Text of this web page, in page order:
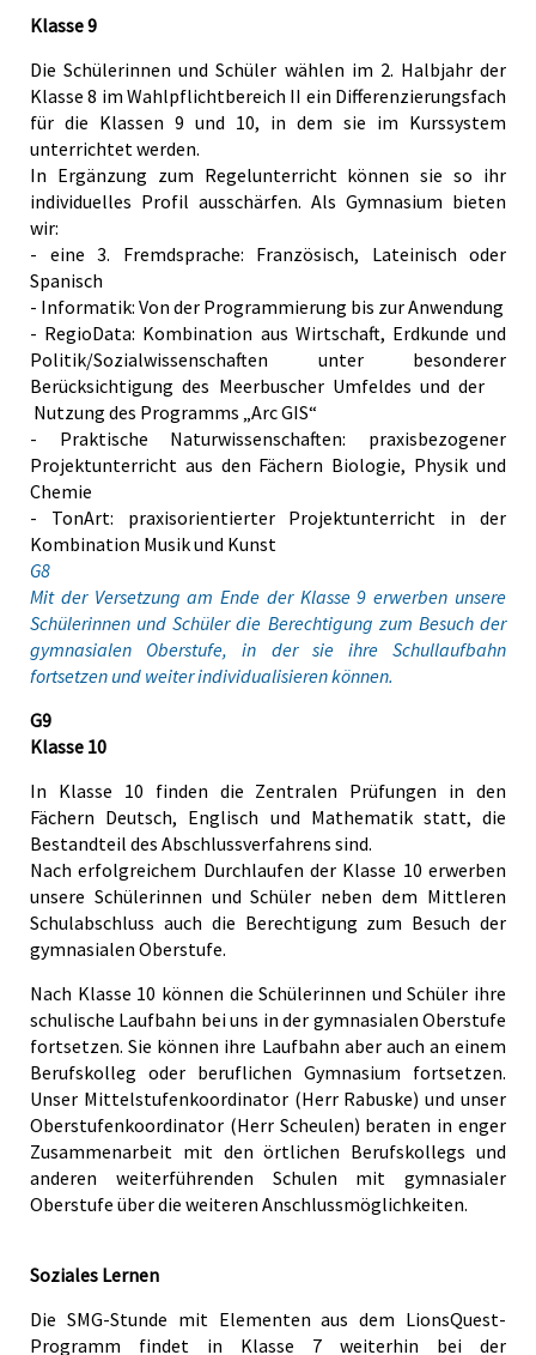
Klasse 9
Die Schülerinnen und Schüler wählen im 2. Halbjahr der
Klasse 8 im Wahlpflichtbereich II ein Differenzierungsfach
für die Klassen 9 und 10, in dem sie im Kurssystem
unterrichtet werden.
In Ergänzung zum Regelunterricht können sie so ihr
individuelles Profil ausschärfen. Als Gymnasium bieten
wir:
- eine 3. Fremdsprache: Französisch, Lateinisch oder
Spanisch
- Informatik: Von der Programmierung bis zur Anwendung
- RegioData: Kombination aus Wirtschaft, Erdkunde und
Politik/Sozialwissenschaften unter besonderer
Berücksichtigung des Meerbuscher Umfeldes und der
Nutzung des Programms „Arc GIS“
- Praktische Naturwissenschaften: praxisbezogener
Projektunterricht aus den Fächern Biologie, Physik und
Chemie
- TonArt: praxisorientierter Projektunterricht in der
Kombination Musik und Kunst
G8
Mit der Versetzung am Ende der Klasse 9 erwerben unsere
Schülerinnen und Schüler die Berechtigung zum Besuch der
gymnasialen Oberstufe, in der sie ihre Schullaufbahn
fortsetzen und weiter individualisieren können.
G9
Klasse 10
In Klasse 10 finden die Zentralen Prüfungen in den
Fächern Deutsch, Englisch und Mathematik statt, die
Bestandteil des Abschlussverfahrens sind.
Nach erfolgreichem Durchlaufen der Klasse 10 erwerben
unsere Schülerinnen und Schüler neben dem Mittleren
Schulabschluss auch die Berechtigung zum Besuch der
gymnasialen Oberstufe.
Nach Klasse 10 können die Schülerinnen und Schüler ihre
schulische Laufbahn bei uns in der gymnasialen Oberstufe
fortsetzen. Sie können ihre Laufbahn aber auch an einem
Berufskolleg oder beruflichen Gymnasium fortsetzen.
Unser Mittelstufenkoordinator (Herr Rabuske) und unser
Oberstufenkoordinator (Herr Scheulen) beraten in enger
Zusammenarbeit mit den örtlichen Berufskollegs und
anderen weiterführenden Schulen mit gymnasialer
Oberstufe über die weiteren Anschlussmöglichkeiten.
Soziales Lernen
Die SMG-Stunde mit Elementen aus dem LionsQuest-
Programm findet in Klasse 7 weiterhin bei der